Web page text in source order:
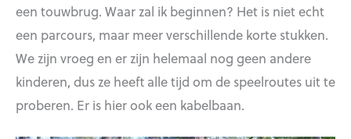
een touwbrug. Waar zal ik beginnen? Het is niet echt
een parcours, maar meer verschillende korte stukken.
We zijn vroeg en er zijn helemaal nog geen andere
kinderen, dus ze heeft alle tijd om de speelroutes uit te
proberen. Er is hier ook een kabelbaan.